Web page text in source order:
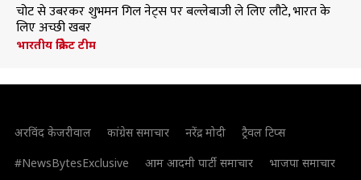
चोट से उबरकर शुभमन गिल नेट्स पर बल्लेबाजी ले लिए लौटे, भारत के
लिए अच्छी खबर
भारतीय क्रिकेट टीम
अरविंद केजरीवाल कांग्रेस समाचार नरेंद्र मोदी
ट्रैवल टिप्स
#NewsBytesExclusive
आम आदमी पार्टी समाचार
भाजपा समाचार